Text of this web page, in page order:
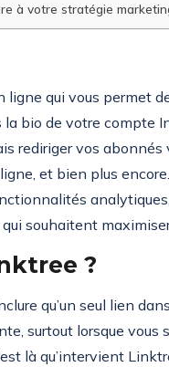
à votre stratégie
qui vous permet
bio de votre compte
rediriger vos
et bien plus
souhaitent
?
qu’un seul lien
surtout lorsque vous
là qu’intervient